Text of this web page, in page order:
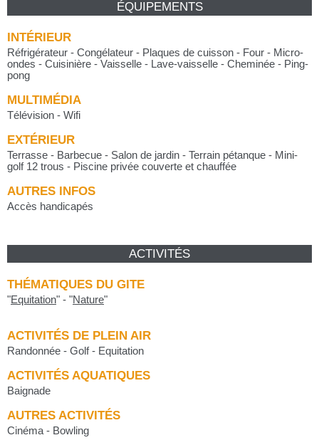
ÉQUIPEMENTS
INTÉRIEUR
Réfrigérateur - Congélateur - Plaques de cuisson - Four - Micro-
ondes - Cuisinière - Vaisselle - Lave-vaisselle - Cheminée - Ping-
pong
MULTIMÉDIA
Télévision - Wifi
EXTÉRIEUR
Terrasse - Barbecue - Salon de jardin - Terrain pétanque - Mini-
golf 12 trous - Piscine privée couverte et chauffée
AUTRES INFOS
Accès handicapés
ACTIVITÉS
THÉMATIQUES DU GITE
"Equitation" - "Nature"
ACTIVITÉS DE PLEIN AIR
Randonnée - Golf - Equitation
ACTIVITÉS AQUATIQUES
Baignade
AUTRES ACTIVITÉS
Cinéma - Bowling